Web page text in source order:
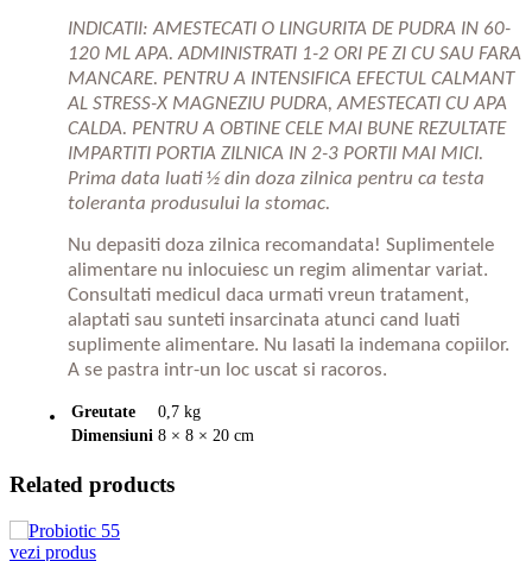
INDICATII: AMESTECATI O LINGURITA DE PUDRA IN 60-
120 ML APA. ADMINISTRATI 1-2 ORI PE ZI CU SAU FARA
MANCARE. PENTRU A INTENSIFICA EFECTUL CALMANT
AL STRESS-X MAGNEZIU PUDRA, AMESTECATI CU APA
CALDA. PENTRU A OBTINE CELE MAI BUNE REZULTATE
IMPARTITI PORTIA ZILNICA IN 2-3 PORTII MAI MICI.
Prima data luati ½ din doza zilnica pentru ca testa
toleranta produsului la stomac.
Nu depasiti doza zilnica recomandata! Suplimentele
alimentare nu inlocuiesc un regim alimentar variat.
Consultati medicul daca urmati vreun tratament,
alaptati sau sunteti insarcinata atunci cand luati
suplimente alimentare. Nu lasati la indemana copiilor.
A se pastra intr-un loc uscat si racoros.
Greutate
0,7 kg
Dimensiuni 8 × 8 × 20 cm
Related products
vezi produs